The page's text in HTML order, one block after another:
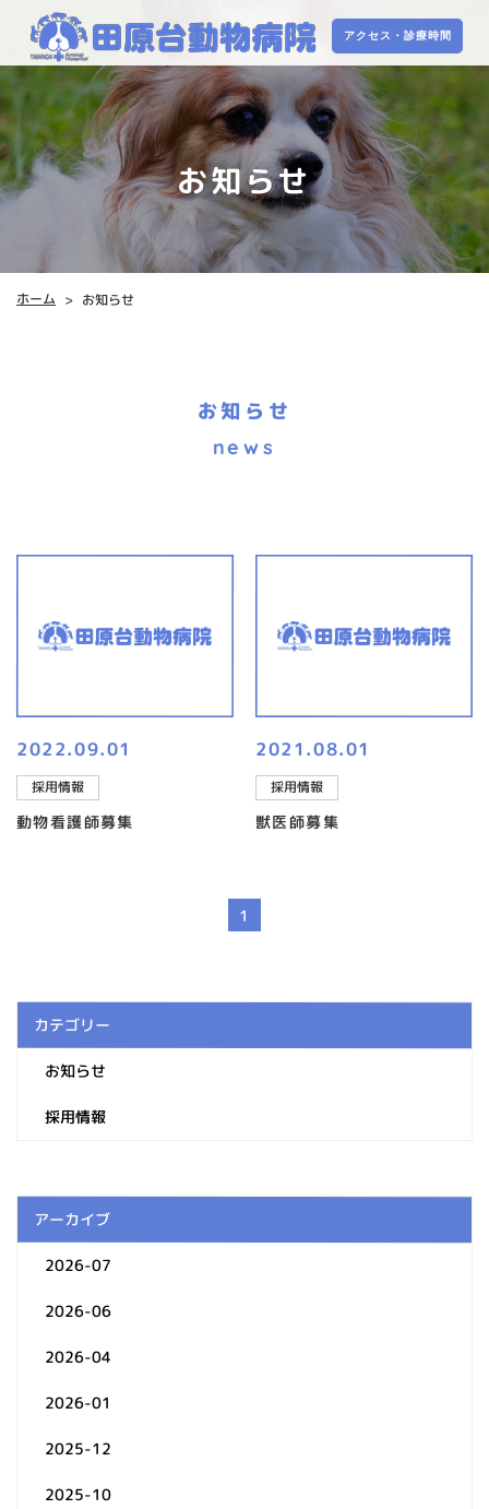
アクセス・診療時間
お知らせ
ホーム > お知らせ
お知らせ
news
カテゴリー
お知らせ
採用情報
アーカイブ
2026-07
2026-06
2026-04
2026-01
2025-12
2025-10
2022.09.01
採用情報
動物看護師募集
2021.08.01
採用情報
獣医師募集
1
アクセス・診療時間